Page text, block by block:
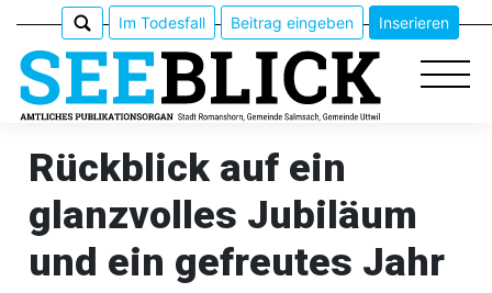
Epaper
Veranstaltungen
Im Todesfall Beitrag eingeben Inserieren
Rückblick auf ein
glanzvolles Jubiläum
und ein gefreutes Jahr